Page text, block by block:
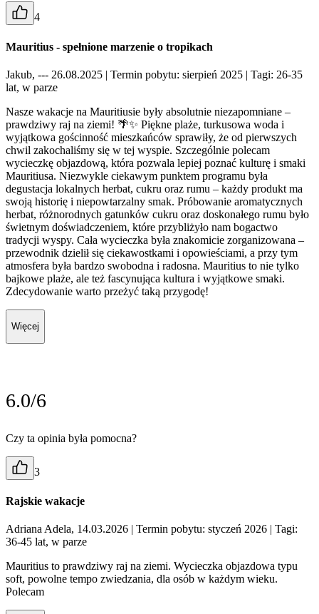
4
Mauritius - spełnione marzenie o tropikach
Jakub, --- 26.08.2025 | Termin pobytu: sierpień 2025 | Tagi: 26-35
lat, w parze
Nasze wakacje na Mauritiusie były absolutnie niezapomniane –
prawdziwy raj na ziemi! 🌴✨ Piękne plaże, turkusowa woda i
wyjątkowa gościnność mieszkańców sprawiły, że od pierwszych
chwil zakochaliśmy się w tej wyspie. Szczególnie polecam
wycieczkę objazdową, która pozwala lepiej poznać kulturę i smaki
Mauritiusa. Niezwykle ciekawym punktem programu była
degustacja lokalnych herbat, cukru oraz rumu – każdy produkt ma
swoją historię i niepowtarzalny smak. Próbowanie aromatycznych
herbat, różnorodnych gatunków cukru oraz doskonałego rumu było
świetnym doświadczeniem, które przybliżyło nam bogactwo
tradycji wyspy. Cała wycieczka była znakomicie zorganizowana –
przewodnik dzielił się ciekawostkami i opowieściami, a przy tym
atmosfera była bardzo swobodna i radosna. Mauritius to nie tylko
bajkowe plaże, ale też fascynująca kultura i wyjątkowe smaki.
Zdecydowanie warto przeżyć taką przygodę!
Więcej
6.0/6
Czy ta opinia była pomocna?
3
Rajskie wakacje
Adriana Adela, 14.03.2026 | Termin pobytu: styczeń 2026 | Tagi:
36-45 lat, w parze
Mauritius to prawdziwy raj na ziemi. Wycieczka objazdowa typu
soft, powolne tempo zwiedzania, dla osób w każdym wieku.
Polecam